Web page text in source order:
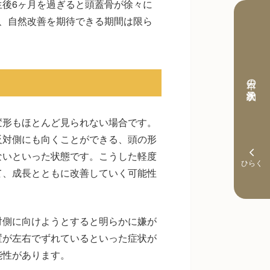
本日の予約状況
6ヶ月を過ぎると頭蓋骨が徐々に
自然改善を期待できる期間は限ら
もほとんど見られない場合です。
側にも向くことができる、頭の形
といった状態です。こうした軽度
成長とともに改善していく可能性
に向けようとすると明らかに嫌が
左右でずれているといった症状が
があります。